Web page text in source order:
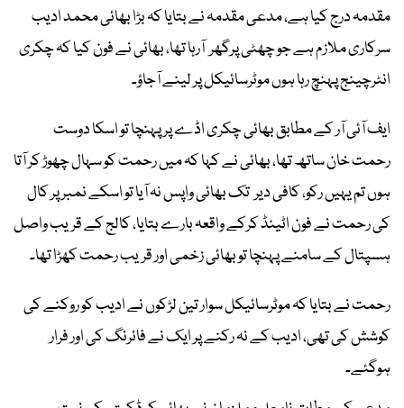
مقدمہ درج کیا ہے، مدعی مقدمہ نے بتایا کہ بڑا بھائی محمد ادیب
سرکاری ملازم ہے جو چھٹی پرگھر آرہا تھا، بھائی نے فون کیا کہ چکری
انٹرچینج پہنچ رہا ہوں موٹرسائیکل پر لینے آجاؤ۔
ایف آئی آر کے مطابق بھائی چکری اڈے پر پہنچا تو اسکا دوست
رحمت خان ساتھ تھا، بھائی نے کہا کہ میں رحمت کو سہال چھوڑ کر آتا
ہوں تم یہیں رکو، کافی دیر تک بھائی واپس نہ آیا تو اسکے نمبر پر کال
کی رحمت نے فون اٹینڈ کرکے واقعہ بارے بتایا، کالج کے قریب واصل
ہسپتال کے سامنے پہنچا تو بھائی زخمی اور قریب رحمت کھڑا تھا۔
رحمت نے بتایا کہ موٹرسائیکل سوار تین لڑکوں نے ادیب کو روکنے کی
کوشش کی تھی، ادیب کے نہ رکنے پر ایک نے فائرنگ کی اور فرار
ہوگئے۔